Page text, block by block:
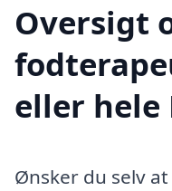
Oversigt
eller hele
Ønsker du selv